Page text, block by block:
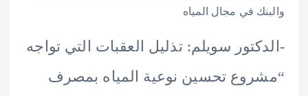
في مجال المياه
سويلم: تذليل العقبات التي تواجه
تحسين نوعية المياه بمصرف